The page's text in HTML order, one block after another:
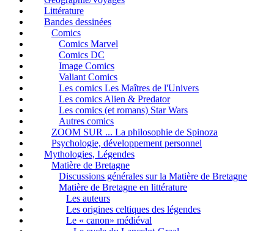
Littérature
Bandes dessinées
Comics
Comics Marvel
Comics DC
Image Comics
Valiant Comics
Les comics Les Maîtres de l'Univers
Les comics Alien & Predator
Les comics (et romans) Star Wars
Autres comics
ZOOM SUR ... La philosophie de Spinoza
Psychologie, développement personnel
Mythologies, Légendes
Matière de Bretagne
Discussions générales sur la Matière de Bretagne
Matière de Bretagne en littérature
Les auteurs
Les origines celtiques des légendes
Le « canon» médiéval